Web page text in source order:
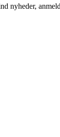
nyheder,